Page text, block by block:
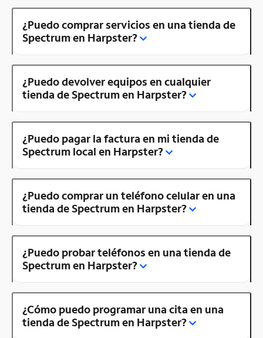
¿Puedo comprar servicios en una tienda de
Spectrum en Harpster?
¿Puedo devolver equipos en cualquier
tienda de Spectrum en Harpster?
¿Puedo pagar la factura en mi tienda de
Spectrum local en Harpster?
¿Puedo comprar un teléfono celular en una
tienda de Spectrum en Harpster?
¿Puedo probar teléfonos en una tienda de
Spectrum en Harpster?
¿Cómo puedo programar una cita en una
tienda de Spectrum en Harpster?